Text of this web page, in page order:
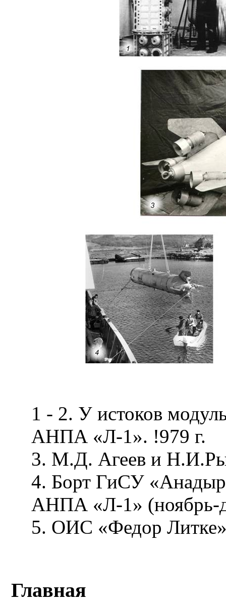
1 - 2. У истоков
АНПА «Л-1». !979 г.
3. М.Д. Агеев и
4. Борт ГиСУ
АНПА «Л-1» (ноябрь-
5. ОИС «Федор
Главная